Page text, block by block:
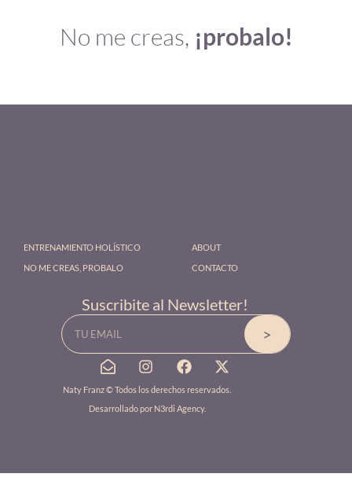
No me creas, ¡probalo!
ENTRENAMIENTO HOLÍSTICO
NO ME CREAS, PROBALO
ABOUT
CONTACTO
Suscribite al Newsletter!
Email
>
E
n
v
e
I
n
s
t
F
a
c
e
X
-
t
Naty Franz © Todos los derechos reservados.
Desarrollado por N3rdi Agency.